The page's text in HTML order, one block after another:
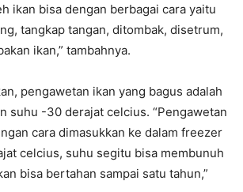
ikan bisa dengan berbagai cara yaitu
tangkap tangan, ditombak, disetrum,
ikan,” tambahnya.
pengawetan ikan yang bagus adalah
suhu -30 derajat celcius. “Pengawetan
cara dimasukkan ke dalam freezer
celcius, suhu segitu bisa membunuh
bisa bertahan sampai satu tahun,”